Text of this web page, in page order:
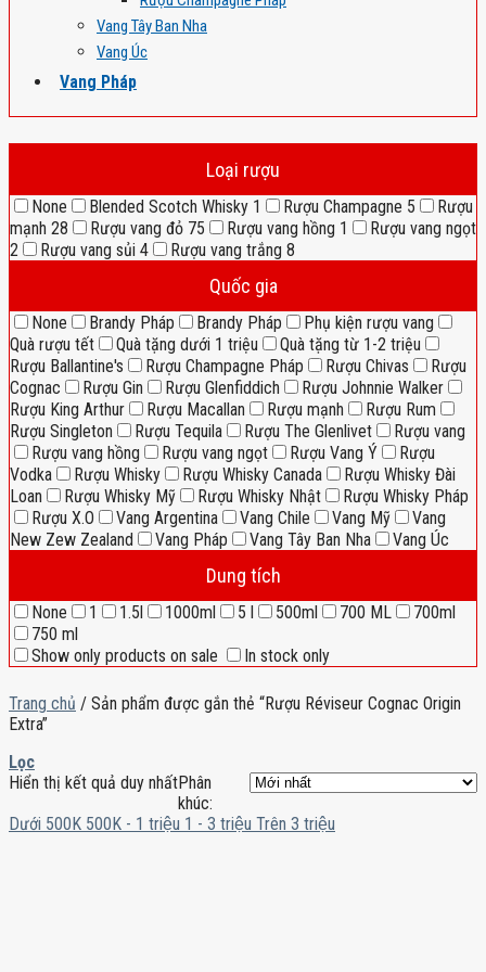
Vang Tây Ban Nha
Vang Úc
Vang Pháp
Loại rượu
None Blended Scotch Whisky 1 Rượu Champagne 5
Rượu
mạnh 28 Rượu vang đỏ 75 Rượu vang hồng 1
Rượu vang ngọt
2
Rượu vang sủi 4 Rượu vang trắng 8
Quốc gia
None Brandy Pháp Brandy Pháp
Phụ kiện rượu vang
Quà rượu tết
Quà tặng dưới 1 triệu
Quà tặng từ 1-2 triệu
Rượu Ballantine's
Rượu Champagne Pháp Rượu Chivas
Rượu
Cognac
Rượu Gin Rượu Glenfiddich
Rượu Johnnie Walker
Rượu King Arthur
Rượu Macallan Rượu mạnh
Rượu Rum
Rượu Singleton
Rượu Tequila Rượu The Glenlivet
Rượu vang
Rượu vang hồng
Rượu vang ngọt Rượu Vang Ý
Rượu
Vodka
Rượu Whisky Rượu Whisky Canada
Rượu Whisky Đài
Loan
Rượu Whisky Mỹ Rượu Whisky Nhật
Rượu Whisky Pháp
Rượu X.O
Vang Argentina Vang Chile Vang Mỹ
Vang
New Zew Zealand
Vang Pháp Vang Tây Ban Nha Vang Úc
Dung tích
None 1 1.5l 1000ml 5 l 500ml 700 ML
700ml
750 ml
Show only products on sale
In stock only
Trang chủ / Sản phẩm được gắn thẻ “Rượu Réviseur Cognac Origin
Extra”
Lọc
Hiển thị kết quả duy nhấtPhân
khúc:
Dưới 500K 500K - 1 triệu 1 - 3 triệu Trên 3 triệu